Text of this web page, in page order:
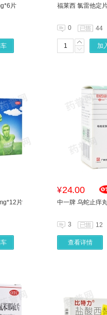
片 福莱西 氯雷他定
0 44
加
片
¥24.00
中一牌 乌蛇止痒
3 12
查看详情